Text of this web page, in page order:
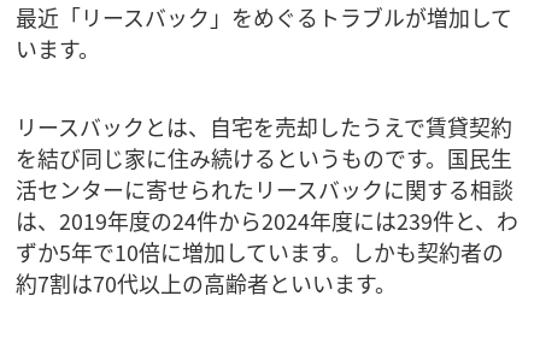
最近「リースバック」をめぐるトラブルが増加して
います。
リースバックとは、自宅を売却したうえで賃貸契約
を結び同じ家に住み続けるというものです。国民生
活センターに寄せられたリースバックに関する相談
は、2019年度の24件から2024年度には239件と、わ
ずか5年で10倍に増加しています。しかも契約者の
約7割は70代以上の高齢者といいます。